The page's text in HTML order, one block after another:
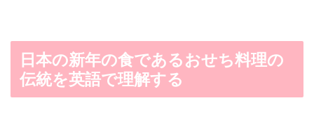
日本の新年の食であるおせち料理の
伝統を英語で理解する